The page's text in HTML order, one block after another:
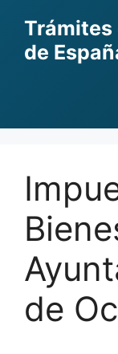
content
Trámites
de
de